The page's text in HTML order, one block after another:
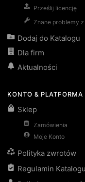
Prześlij licencję
Znane problemy
Dodaj do Katalogu
Dla firm
Aktualności
KONTO & PLATFORMA
Sklep
Zamówienia
Moje Konto
Polityka zwrotów
Regulamin Katalogu